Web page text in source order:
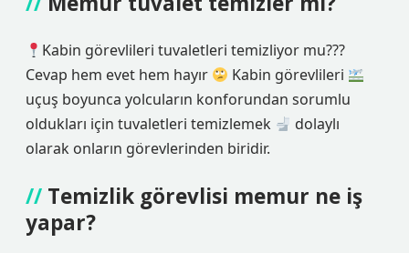
Kabin görevlileri tuvaletleri temizliyor mu???
Cevap hem evet hem hayır
Kabin görevlileri
uçuş boyunca yolcuların konforundan sorumlu
oldukları için tuvaletleri temizlemek
dolaylı
olarak onların görevlerinden biridir.
Temizlik görevlisi memur ne iş
yapar?